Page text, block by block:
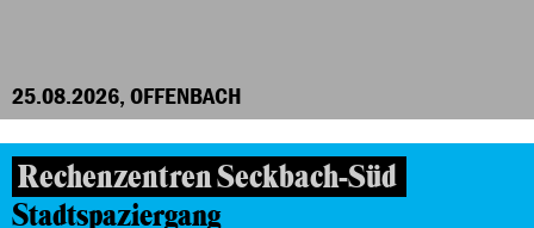
25.08.2026, OFFENBACH
Rechenzentren Seckbach-Süd
Stadtspaziergang